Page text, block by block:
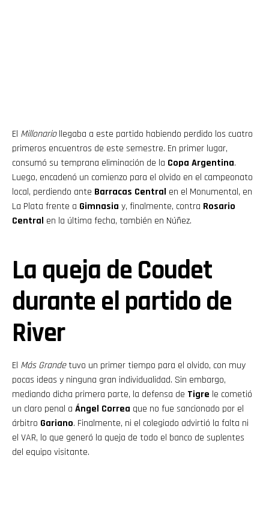
El Millonariollegaba a este partido habiendo perdido los cuatro
primeros encuentros de este semestre. En primer lugar,
consumó su temprana eliminación de la Copa Argentina.
Luego, encadenó un comienzo para el olvido en el campeonato
local, perdiendo ante Barracas Central en el Monumental, en
La Plata frente a Gimnasia y, finalmente, contra Rosario
Central en la última fecha, también en Núñez.
La queja de Coudet
durante el partido de
River
El Más Grandetuvo un primer tiempo para el olvido, con muy
pocas ideas y ninguna gran individualidad. Sin embargo,
mediando dicha primera parte, la defensa de Tigre le cometió
un claro penal a Ángel Correa que no fue sancionado por el
árbitro Gariano. Finalmente, ni el colegiado advirtió la falta ni
el VAR, lo que generó la queja de todo el banco de suplentes
del equipo visitante.